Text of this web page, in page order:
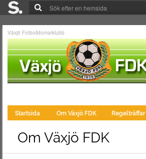
Växjö Fotbolldomarklubb
Startsida Om Växjö FDK Regelträffar
Om Växjö FDK